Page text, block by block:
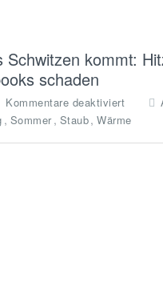
Schwitzen kommt:
schaden
Kommentare deaktiviert
ü
, Sommer, Staub, Wärme